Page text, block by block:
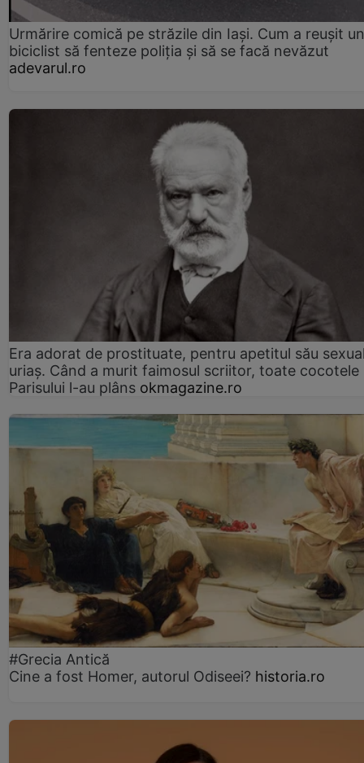
Urmărire comică pe străzile din Iași. Cum a reușit un
biciclist să fenteze poliția și să se facă nevăzut
adevarul.ro
Era adorat de prostituate, pentru apetitul său
uriaș. Când a murit faimosul scriitor, toate cocotele
Parisului l-au plâns okmagazine.ro
#Grecia Antică
Cine a fost Homer, autorul Odiseei? historia.ro